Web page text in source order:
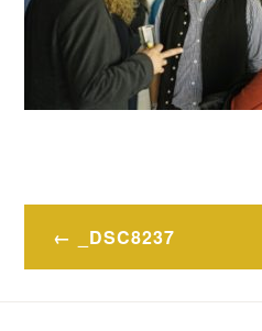
Bejegyzés
navigáció
_DSC8237